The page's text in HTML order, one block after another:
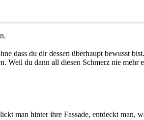
dass du dir dessen überhaupt bewusst bist.
du dann all diesen Schmerz nie mehr
man hinter ihre Fassade, entdeckt man,